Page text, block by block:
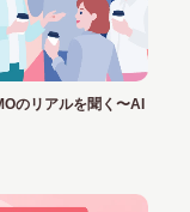
のリアルを聞く〜AI